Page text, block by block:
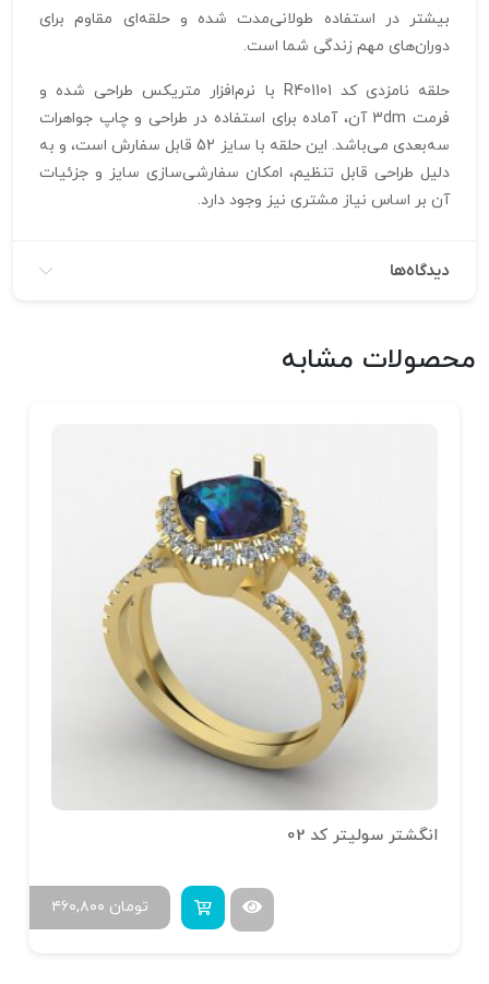
بیشتر در استفاده طولانی‌مدت شده و حلقه‌ای مقاوم برای
دوران‌های مهم زندگی شما است.
حلقه نامزدی کد R401101 با نرم‌افزار متریکس طراحی شده و
فرمت 3dm آن، آماده برای استفاده در طراحی و چاپ جواهرات
سه‌بعدی می‌باشد. این حلقه با سایز 52 قابل سفارش است، و به
دلیل طراحی قابل تنظیم، امکان سفارشی‌سازی سایز و جزئیات
آن بر اساس نیاز مشتری نیز وجود دارد.
دیدگاه‌ها
محصولات مشابه
انگشتر سولیتر کد 02
۴۶۰,۸۰۰ تومان